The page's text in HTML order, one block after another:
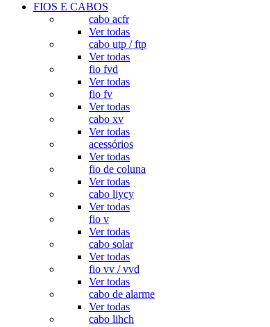
FIOS E CABOS
cabo acfr
Ver todas
cabo utp / ftp
Ver todas
fio fvd
Ver todas
fio fv
Ver todas
cabo xv
Ver todas
acessórios
Ver todas
fio de coluna
Ver todas
cabo liycy
Ver todas
fio v
Ver todas
cabo solar
Ver todas
fio vv / vvd
Ver todas
cabo de alarme
Ver todas
cabo lihch